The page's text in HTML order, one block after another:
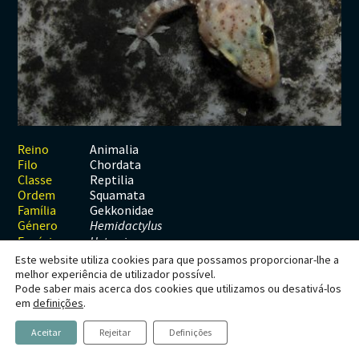
Reino
Animalia
Filo
Chordata
Classe
Reptilia
Ordem
Squamata
Família
Gekkonidae
Género
Hemidactylus
Espécie H. turcicus
Hemidactylus turcicus
Este website utiliza cookies para que possamos proporcionar-lhe a
melhor experiência de utilizador possível.
Pode saber mais acerca dos cookies que utilizamos ou desativá-los
em definições.
Aceitar Rejeitar Definições
ContactosArtrópodes
Aracnídeos
Crustáceos
Diplópodes
Cnidários
Cordados
Anfíbios
Tunicados
Equinodermes
Angiospérmicas
Briófitas
Gimnospérmicas
Pteridófitas
Fungos
Ascomicetes
Basidiomicetes
Anelídeos
Artrópodes
Braquiópodes
Cnidários
Peixes
Répteis
Plantas
Gimnospérmicas
Pteridófitas
Chromista
Glossário
Revista Naturae digital
Financiamento